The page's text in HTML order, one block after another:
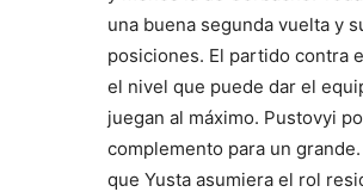
una buena segunda vuelta y
posiciones. El partido contra
el nivel que puede dar el
juegan al máximo. Pustovyi
complemento para un
que Yusta asumiera el rol